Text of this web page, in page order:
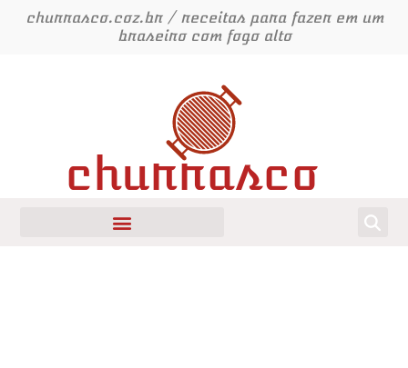
churrasco.coz.br / receitas para fazer em um
braseiro com fogo alto
churrasco